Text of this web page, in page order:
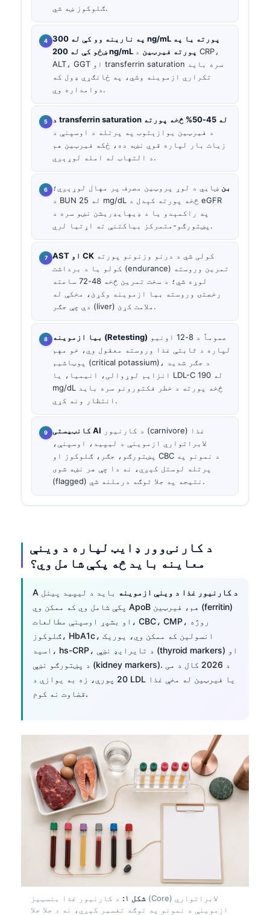
ګلوکوز ښه شي.
په نارینه وو کې له 300 ng/mL پورته یا په
ښځو کې له 200 ng/mL پورته فیرټین د CRP،
ALT، GGT او transferrin saturation سره باید
تکراري ازموینه وشي، په ځانګړي ډول که
دوامداره وي.
د transferrin saturation له 45-50% څخه پورته
د فیرټین یوازېتوب په پرتله د اوسپنې د
زیات بار لپاره قوي نښه ده، ځکه فیرټین هم
د التهاب له امله لوړېږي.
بن ښايي د لوړ پروټین مصرف پر مهال لوړېږي؛
د BUN له 25 mg/dL څخه پورته کېدل د eGFR
په راکمېدو یا د ډیهایډریشن نښو سره د
پښتورګو-متمرکز بیاکتنې ته اړتیا لري.
AST او CK
کولو یا د برداشت (endurance) تمرین وروسته
لوړه شي؛ د سخت تمرین څخه 48-72 ساعته
رخصتۍ وروسته بیا ازموینه وکړئ، مخکې له
دې چې جګر (liver) ملامت کړئ.
بیا ازموینه (Retesting)
لپاره د ثابتې غذا وروسته معقول وي، خو مهم
پوټاشیم (critical potassium)، د جګر شدید
انزایم لوړوالی، انیمیا، یا LDL-C له 190
mg/dL څخه پورته د خطر فکتورونو سره باید
انتظار ونه کړي.
کانټیستی AI
لابراتواري ازموینې د لیپید، اوسپنې،
پښتورګو، جګر، ګلوکوز او CBC د نمونو په
پرتله لوستل کېږي، نه دا چې هر نښه شوی
(flagged) نتیجه په جلا توګه درملنه شي.
د کارنی‌وور ډایټ لپاره د وینې
معاینه باید څه پکې شامل وي؟
A د کارنیور غذا د وینې ازموینه باید د لیپید پینل
پکې شامل وي که ممکن وي ApoB هم، فیرټین (ferritin)
او بشپړ اوسپنې مطالعات، CBC، CMP، روژه
ګلوکوز، HbA1c، انسولین که ممکن وي، یوریک
اسید، hs-CRP، د تایرایډ نښې (thyroid markers) او
د پښتورګو نښې (kidney markers). د 2026 کال د می
20 پورې، زه به یوازې د LDL یا فیرټین له مخې غذا
قضاوت نه کوم.
شکل ۱:
د کارنیور غذا بنسټیز (Core) لابراتواري
ازموینې د نمونو په توګه تفسیر کېږي، نه د جلا جلا